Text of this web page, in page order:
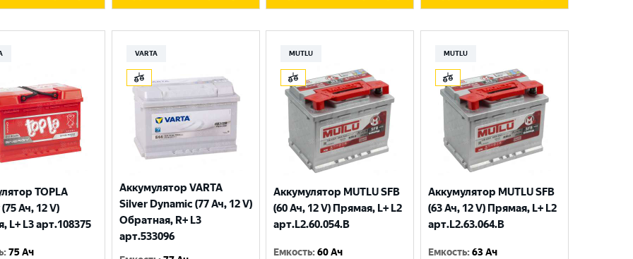
TOPLA
Ач, 12 V)
L+ L3 арт.108375
:75 Ач
VARTA
Аккумулятор VARTA
Silver Dynamic (77 Ач, 12 V)
Обратная, R+ L3
арт.533096
MUTLU
Аккумулятор MUTLU SFB
(60 Ач, 12 V) Прямая, L+ L2
арт.L2.60.054.B
Емкость:60 Ач
MUTLU
Аккумулятор MUTLU SFB
(63 Ач, 12 V) Прямая, L+ L2
арт.L2.63.064.B
Емкость:63 Ач